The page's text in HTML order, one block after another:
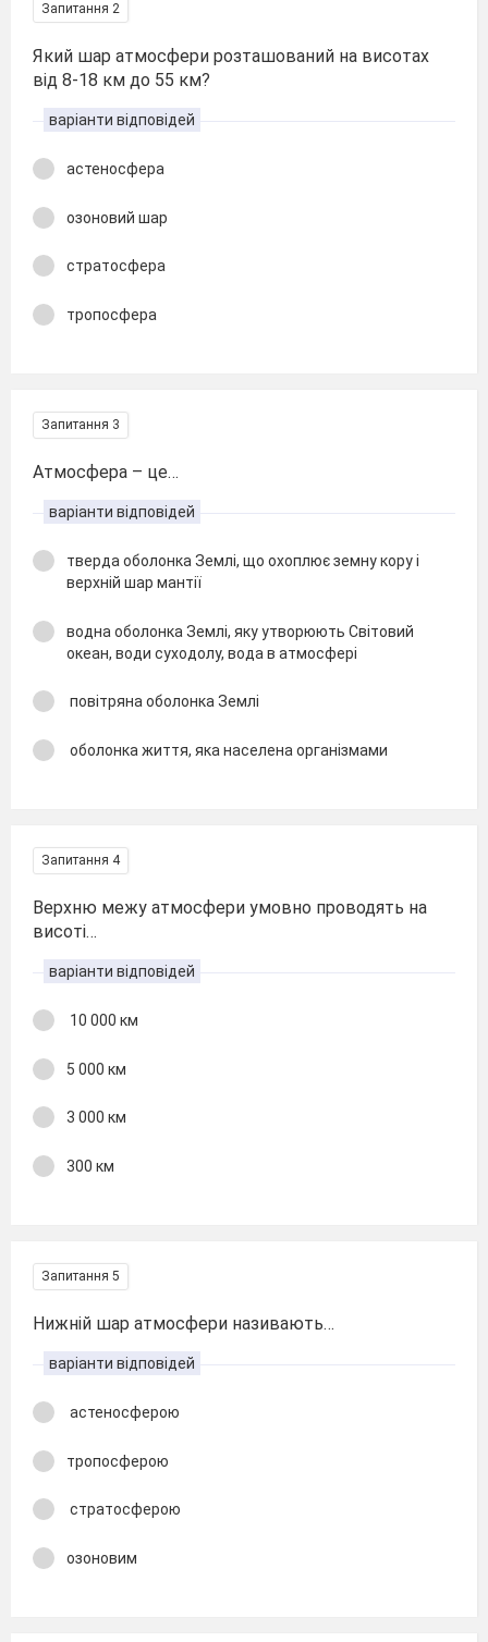
Запитання 2
Який шар атмосфери розташований на висотах
від 8-18 км до 55 км?
варіанти відповідей
астеносфера
озоновий шар
стратосфера
тропосфера
Запитання 3
Атмосфера – це…
варіанти відповідей
тверда оболонка Землі, що охоплює земну кору і
верхній шар мантії
водна оболонка Землі, яку утворюють Світовий
океан, води суходолу, вода в атмосфері
повітряна оболонка Землі
оболонка життя, яка населена організмами
Запитання 4
Верхню межу атмосфери умовно проводять на
висоті…
варіанти відповідей
10 000 км
5 000 км
3 000 км
300 км
Запитання 5
Нижній шар атмосфери називають…
варіанти відповідей
астеносферою
тропосферою
стратосферою
озоновим